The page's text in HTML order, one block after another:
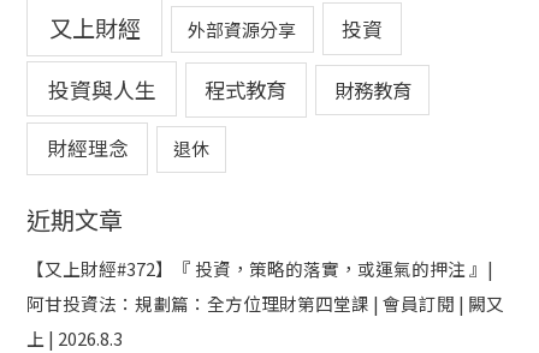
又上財經 外部資源分享 投資
投資與人生 程式教育 財務教育
財經理念 退休
近期文章
【又上財經#372】『 投資，策略的落實，或運氣的押注 』|
阿甘投資法：規劃篇：全方位理財第四堂課 | 會員訂閱 | 闕又
上 | 2026.8.3